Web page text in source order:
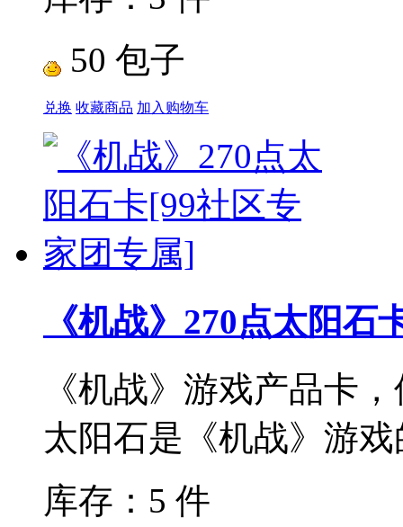
50 包子
兑换 收藏商品 加入购物车
《机战》270点太阳
《机战》游戏产品卡
太阳石是《机战》游
库存：5 件